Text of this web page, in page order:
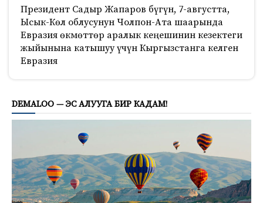
Президент Садыр Жапаров бүгүн, 7-августта,
Ысык-Көл облусунун Чолпон-Ата шаарында
Евразия өкмөттөр аралык кеңешинин кезектеги
жыйынына катышуу үчүн Кыргызстанга келген
Евразия
DEMALOO — ЭС АЛУУГА БИР КАДАМ!